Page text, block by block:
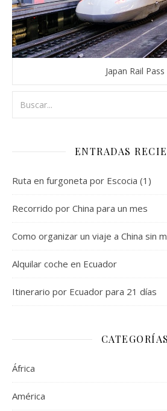
Japan Rail Pass
ENTRADAS
Ruta en furgoneta por Escocia (1)
Recorrido por China para un mes
Como organizar un viaje a China sin
Alquilar coche en Ecuador
Itinerario por Ecuador para 21 días
CATEGORÍAS
África
América